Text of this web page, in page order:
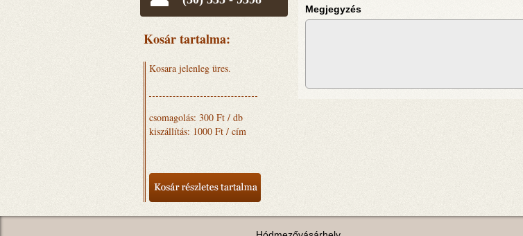
Kosár tartalma:
Kosara jelenleg üres.
csomagolás: 300 Ft / db
kiszállítás: 1000 Ft / cím
Megjegyzés